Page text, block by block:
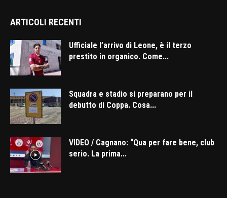
ARTICOLI RECENTI
Ufficiale l’arrivo di Leone, è il terzo
prestito in organico. Come...
Squadra e stadio si preparano per il
debutto di Coppa. Cosa...
VIDEO / Cagnano: “Qua per fare bene, club
serio. La prima...